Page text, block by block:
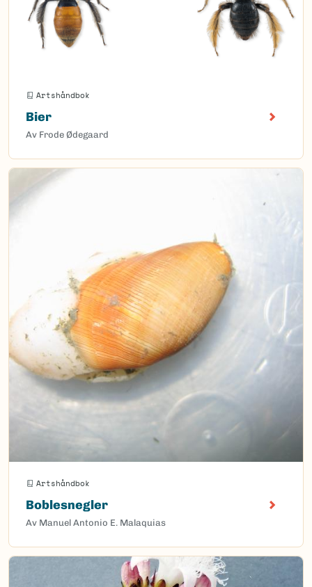
Artshåndbok
Bier
Av Frode Ødegaard
Artshåndbok
Boblesnegler
Av Manuel Antonio E. Malaquias